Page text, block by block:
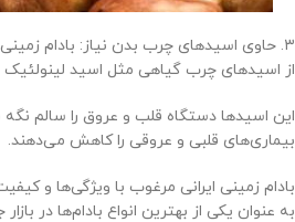
۳. حاوی اسیدهای چرب بدن نیاز: بادام
از اسیدهای چرب گیاهی مثل اسید لینولئیک
این اسیدها دستگاه قلب و عروق را سالم نگه
بیماری‌های قلبی و عروقی را کاهش می‌دهند.
بادام زمینی ایرانی مرغوب با ویژگی‌ها و
به عنوان یکی از بهترین انواع بادام‌ها در